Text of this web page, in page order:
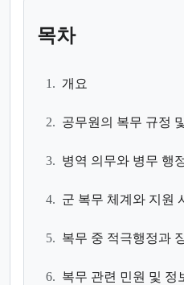
목차
1. 개요
2. 공무원의 복무 규정
3. 병역 의무와 병무 행
4. 군 복무 체계와 지원
5. 복무 중 적극행정과
6. 복무 관련 민원 및 정